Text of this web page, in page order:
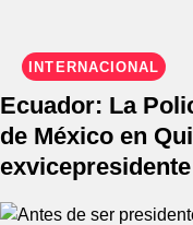
INTERNACIONAL
Ecuador: La
de México en